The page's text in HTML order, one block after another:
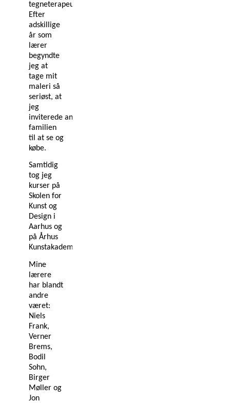
tegneterapeut.
Efter
adskillige
år som
lærer
begyndte
jeg at
tage mit
maleri så
seriøst, at
jeg
inviterede andre
familien
til at se og
købe.
Samtidig
tog jeg
kurser på
Skolen for
Kunst og
Design i
Aarhus og
på Århus
Kunstakademi.
Mine
lærere
har blandt
andre
været:
Niels
Frank,
Verner
Brems,
Bodil
Sohn,
Birger
Møller og
Jon